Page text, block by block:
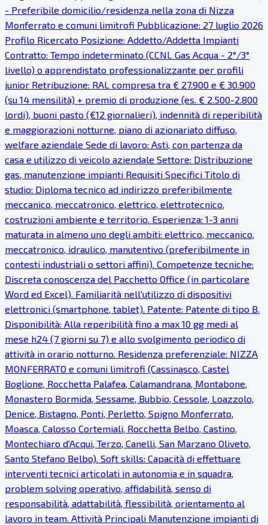
- Preferibile domicilio/residenza nella zona di Nizza
Monferrato e comuni limitrofi Pubblicazione: 27 luglio 2026
Profilo Ricercato Posizione: Addetto/Addetta Impianti
Contratto: Tempo indeterminato (CCNL Gas Acqua - 2°/3°
livello) o apprendistato professionalizzante per profili
junior Retribuzione: RAL compresa tra € 27.900 e € 30.900
(su 14 mensilità) + premio di produzione (es. € 2.500-2.800
lordi), buoni pasto (€12 giornalieri), indennità di reperibilità
e maggiorazioni notturne, piano di azionariato diffuso,
welfare aziendale Sede di lavoro: Asti, con partenza da
casa e utilizzo di veicolo aziendale Settore: Distribuzione
gas, manutenzione impianti Requisiti Specifici Titolo di
studio: Diploma tecnico ad indirizzo preferibilmente
meccanico, meccatronico, elettrico, elettrotecnico,
costruzioni ambiente e territorio. Esperienza: 1-3 anni
maturata in almeno uno degli ambiti: elettrico, meccanico,
meccatronico, idraulico, manutentivo (preferibilmente in
contesti industriali o settori affini). Competenze tecniche:
Discreta conoscenza del Pacchetto Office (in particolare
Word ed Excel). Familiarità nell'utilizzo di dispositivi
elettronici (smartphone, tablet). Patente: Patente di tipo B.
Disponibilità: Alla reperibilità fino a max 10 gg medi al
mese h24 (7 giorni su 7) e allo svolgimento periodico di
attività in orario notturno. Residenza preferenziale: NIZZA
MONFERRATO e comuni limitrofi (Cassinasco, Castel
Boglione, Rocchetta Palafea, Calamandrana, Montabone,
Monastero Bormida, Sessame, Bubbio, Cessole, Loazzolo,
Denice, Bistagno, Ponti, Perletto, Spigno Monferrato,
Moasca, Calosso Cortemiali, Rocchetta Belbo, Castino,
Montechiaro d'Acqui, Terzo, Canelli, San Marzano Oliveto,
Santo Stefano Belbo). Soft skills: Capacità di effettuare
interventi tecnici articolati in autonomia e in squadra,
problem solving operativo, affidabilità, senso di
responsabilità, adattabilità, flessibilità, orientamento al
lavoro in team. Attività Principali Manutenzione impianti di